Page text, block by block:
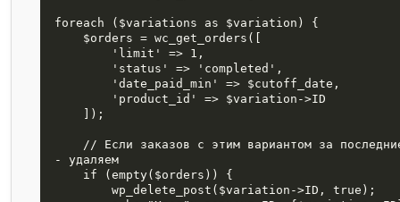
foreach ($variations as $variation) {
- удаляем